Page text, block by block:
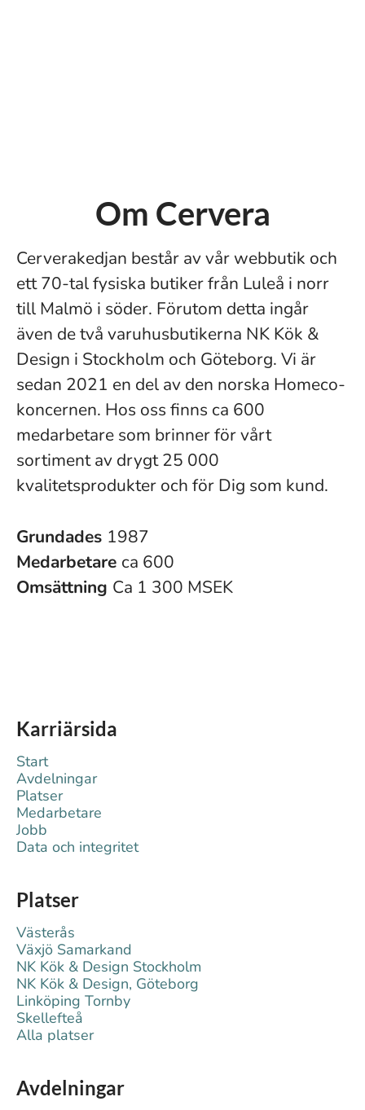
Om Cervera
Cerverakedjan består av vår webbutik och
ett 70-tal fysiska butiker från Luleå i norr
till Malmö i söder. Förutom detta ingår
även de två varuhusbutikerna NK Kök &
Design i Stockholm och Göteborg. Vi är
sedan 2021 en del av den norska Homeco-
koncernen. Hos oss finns ca 600
medarbetare som brinner för vårt
sortiment av drygt 25 000
kvalitetsprodukter och för Dig som kund.
Grundades 1987
Medarbetare ca 600
Omsättning Ca 1 300 MSEK
Karriärsida
Start
Avdelningar
Platser
Medarbetare
Jobb
Data och integritet
Platser
Västerås
Växjö Samarkand
NK Kök & Design Stockholm
NK Kök & Design, Göteborg
Linköping Tornby
Skellefteå
Alla platser
Avdelningar